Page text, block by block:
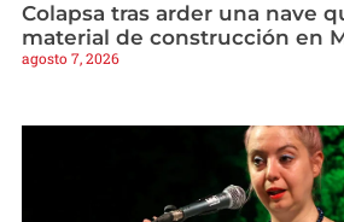
Colapsa tras arder una nave
material de construcción en
agosto 7, 2026